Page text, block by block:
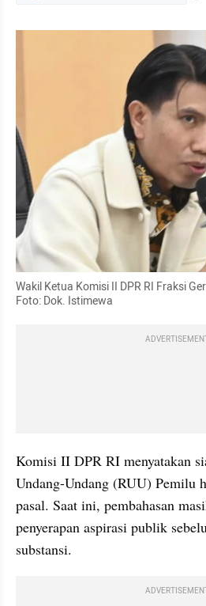
Wakil Ketua Komisi II DPR RI Fraksi
Foto: Dok. Istimewa
Komisi II DPR RI menyatakan
Undang-Undang (RUU) Pemilu
pasal. Saat ini, pembahasan
penyerapan aspirasi publik
substansi.